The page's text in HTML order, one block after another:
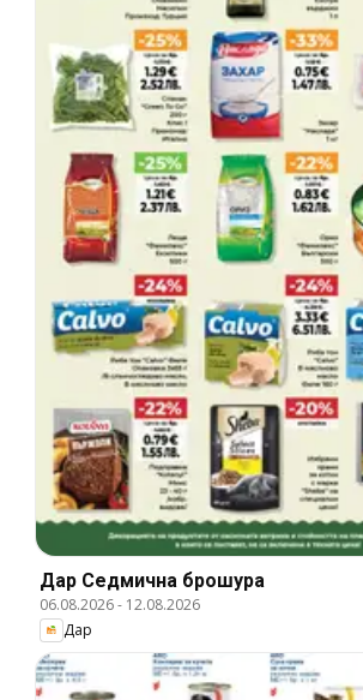
Дар Cедмична брошура
06.08.2026- 12.08.2026
Дар